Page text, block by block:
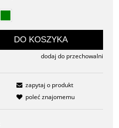
DO KOSZYKA
dodaj do przechowalni
zapytaj o produkt
poleć znajomemu